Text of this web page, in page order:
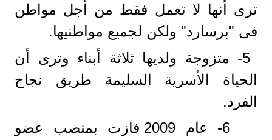
ترى أنها لا تعمل فقط من أجل مواطن
فى "برسارد" ولكن لجميع مواطنيها.
5- متزوجة ولديها ثلاثة أبناء وترى أن
الحياة الأسرية السليمة طريق نجاح
الفرد.
6- عام 2009 فازت بمنصب عضو